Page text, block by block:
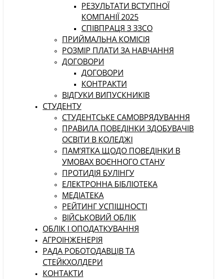
РЕЗУЛЬТАТИ ВСТУПНОЇ
КОМПАНІЇ 2025
СПІВПРАЦЯ З ЗЗСО
ПРИЙМАЛЬНА КОМІСІЯ
РОЗМІР ПЛАТИ ЗА НАВЧАННЯ
ДОГОВОРИ
ДОГОВОРИ
КОНТРАКТИ
ВІДГУКИ ВИПУСКНИКІВ
СТУДЕНТУ
CТУДЕНТСЬКЕ САМОВРЯДУВАННЯ
ПРАВИЛА ПОВЕДІНКИ ЗДОБУВАЧІВ
ОСВІТИ В КОЛЕДЖІ
ПАМ’ЯТКА ЩОДО ПОВЕДІНКИ В
УМОВАХ ВОЄННОГО СТАНУ
ПРОТИДІЯ БУЛІНГУ
ЕЛЕКТРОННА БІБЛІОТЕКА
МЕДІАТЕКА
РЕЙТИНГ УСПІШНОСТІ
ВІЙСЬКОВИЙ ОБЛІК
ОБЛІК І ОПОДАТКУВАННЯ
АГРОІНЖЕНЕРІЯ
РАДА РОБОТОДАВЦІВ ТА
СТЕЙКХОЛДЕРИ
КОНТАКТИ